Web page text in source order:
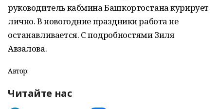
руководитель кабмина Башкортостана курирует
лично. В новогодние праздники работа не
останавливается. С подробностями Зиля
Авзалова.
Автор:
Читайте нас